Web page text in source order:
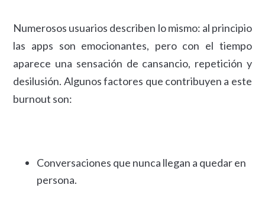
Numerosos usuarios describen lo mismo: al principio
las apps son emocionantes, pero con el tiempo
aparece una sensación de cansancio, repetición y
desilusión. Algunos factores que contribuyen a este
burnout son:
Conversaciones que nunca llegan a quedar en
persona.